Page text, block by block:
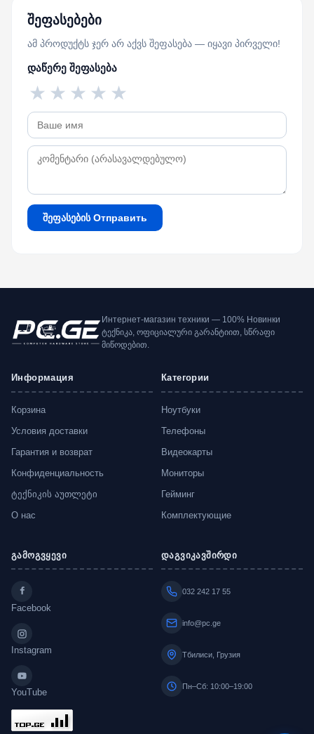
შეფასებები
ამ პროდუქტს ჯერ არ აქვს შეფასება — იყავი პირველი!
დაწერე შეფასება
★
★
★
★
★
შეფასების Отправить
Интернет-магазин техники — 100% Новинки
ტექნიკა, ოფიციალური გარანტიით, სწრაფი
მიწოდებით.
Информация
Корзина
Условия доставки
Гарантия и возврат
Конфиденциальность
ტექნიკის აუთლეტი
О нас
Категории
Ноутбуки
Телефоны
Видеокарты
Мониторы
Гейминг
Комплектующие
გამოგვყევი
Facebook
Instagram
YouTube
დაგვიკავშირდი
032 242 17 55
info@pc.ge
Тбилиси, Грузия
Пн–Сб: 10:00–19:00